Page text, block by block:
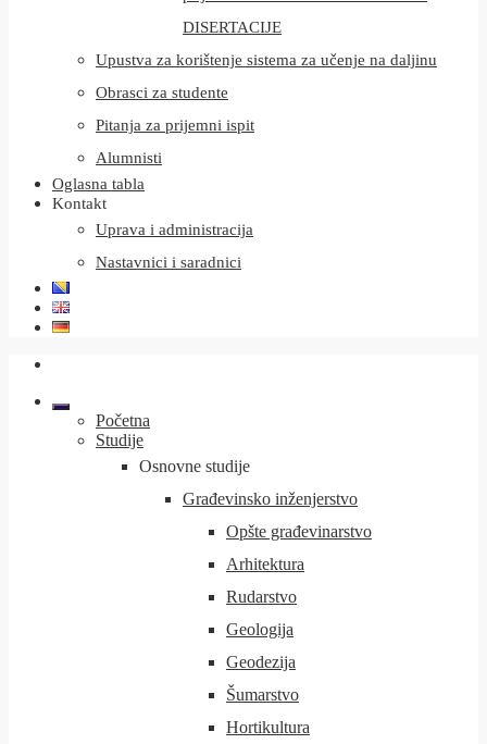
DISERTACIJE
Upustva za korištenje sistema za učenje na daljinu
Obrasci za studente
Pitanja za prijemni ispit
Alumnisti
Oglasna tabla
Kontakt
Uprava i administracija
Nastavnici i saradnici
Početna
Studije
Osnovne studije
Građevinsko inženjerstvo
Opšte građevinarstvo
Arhitektura
Rudarstvo
Geologija
Geodezija
Šumarstvo
Hortikultura